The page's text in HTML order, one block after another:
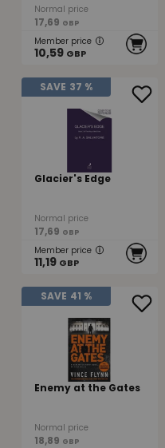
Normal price
17,69 GBP
Member price
10,59 GBP
SAVE 37 %
Glacier's Edge
Normal price
17,69 GBP
Member price
11,19 GBP
SAVE 41 %
Enemy at the Gates
Normal price
18,89 GBP